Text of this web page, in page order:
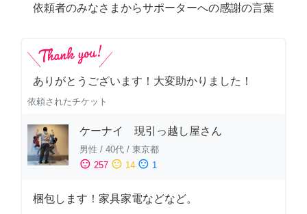
依頼者のみなさまからサポーターへの感謝の言葉
ありがとうございます！大変助かりました！
依頼されたチケット
ケーナイ 現引っ越し屋さん
男性 / 40代 / 東京都
sentiment_satisfied 257 sentiment_neutral 14 sentiment_dissatisfied 1
梱包します！家具家電などなど。